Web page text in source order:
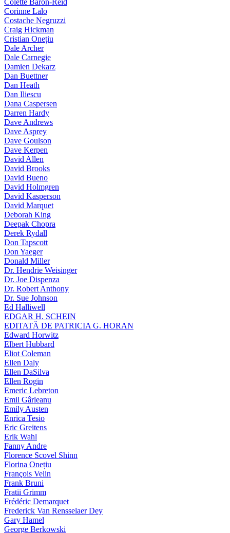
Colette Baron-Reid
Corinne Lalo
Costache Negruzzi
Craig Hickman
Cristian Onețiu
Dale Archer
Dale Carnegie
Damien Dekarz
Dan Buettner
Dan Heath
Dan Iliescu
Dana Caspersen
Darren Hardy
Dave Andrews
Dave Asprey
Dave Goulson
Dave Kerpen
David Allen
David Brooks
David Bueno
David Holmgren
David Kasperson
David Marquet
Deborah King
Deepak Chopra
Derek Rydall
Don Tapscott
Don Yaeger
Donald Miller
Dr. Hendrie Weisinger
Dr. Joe Dispenza
Dr. Robert Anthony
Dr. Sue Johnson
Ed Halliwell
EDGAR H. SCHEIN
EDITATĂ DE PATRICIA G. HORAN
Edward Horwitz
Elbert Hubbard
Eliot Coleman
Ellen Daly
Ellen DaSilva
Ellen Rogin
Emeric Lebreton
Emil Gârleanu
Emily Austen
Enrica Tesio
Eric Greitens
Erik Wahl
Fanny Andre
Florence Scovel Shinn
Florina Onețiu
François Velin
Frank Bruni
Fratii Grimm
Frédéric Demarquet
Frederick Van Rensselaer Dey
Gary Hamel
George Berkowski